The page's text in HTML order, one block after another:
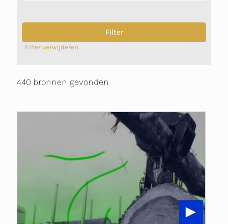
Filter verwijderen
440 bronnen gevonden